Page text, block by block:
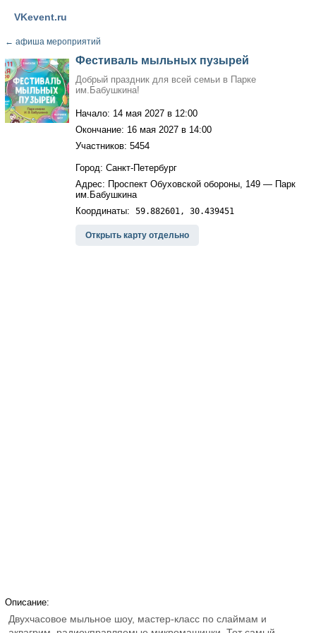
VKevent.ru
← афиша мероприятий
Фестиваль мыльных пузырей
Добрый праздник для всей семьи в Парке
им.Бабушкина!
Начало: 14 мая 2027 в 12:00
Окончание: 16 мая 2027 в 14:00
Участников: 5454
Город: Санкт-Петербург
Адрес: Проспект Обуховской обороны, 149 — Парк
им.Бабушкина
Координаты: 59.882601, 30.439451
Открыть карту отдельно
Описание:
Двухчасовое мыльное шоу, мастер-класс по слаймам и